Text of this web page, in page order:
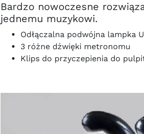
Bardzo nowoczesne
jednemu muzykowi.
Odłączalna podwójna lampka
3 różne dźwięki metronomu
Klips do przyczepienia do